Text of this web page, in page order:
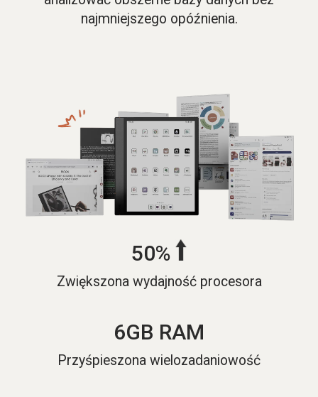
najmniejszego opóźnienia.
50%
Zwiększona wydajność procesora
6GB RAM
Przyśpieszona wielozadaniowość